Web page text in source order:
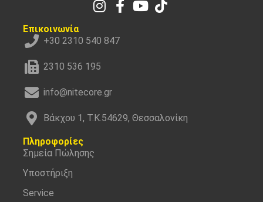
Επικοινωνία
+30 2310 540 847
2310 536 195
info@nitecore.gr
Βάκχου 1, Τ.Κ.54629, Θεσσαλονίκη
Πληροφορίες
Σημεία Πώλησης
Υποστήριξη
Service